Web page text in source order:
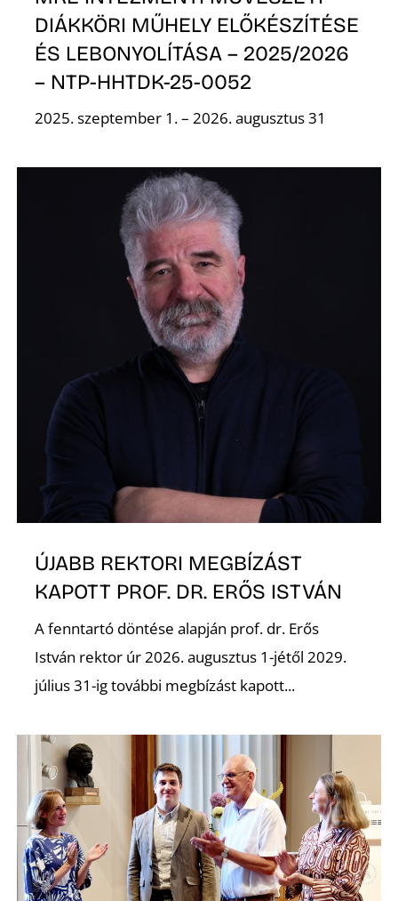
DIÁKKÖRI MŰHELY ELŐKÉSZÍTÉSE
ÉS LEBONYOLÍTÁSA – 2025/2026
– NTP-HHTDK-25-0052
2025. szeptember 1. – 2026. augusztus 31
ÚJABB REKTORI MEGBÍZÁST
KAPOTT PROF. DR. ERŐS ISTVÁN
A fenntartó döntése alapján prof. dr. Erős
István rektor úr 2026. augusztus 1-jétől 2029.
július 31-ig további megbízást kapott...